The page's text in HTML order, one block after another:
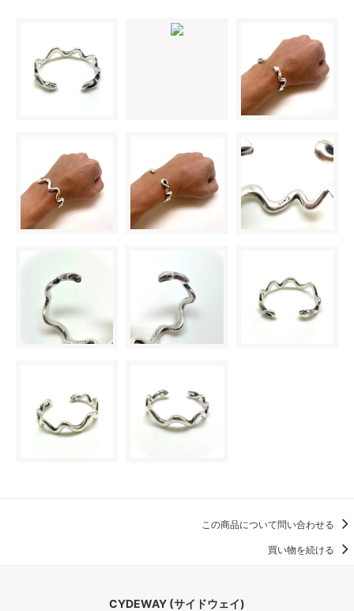
この商品について問い合わせる
買い物を続ける
CYDEWAY (サイドウェイ)